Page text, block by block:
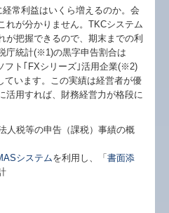
常利益はいくら増えるのか。会
れが分かりません。TKCシステム
が把握できるので、期末までの利
庁統計(※1)の黒字申告割合は
フト｢FXシリーズ｣活用企業(※2)
ています。この実績は経営者が優
活用すれば、財務経営力が格段に
人税等の申告（課税）事績の概
システムを利用し、「書面添